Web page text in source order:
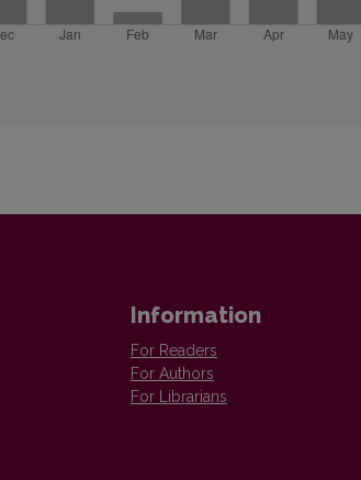
Information
For Readers
For Authors
For Librarians